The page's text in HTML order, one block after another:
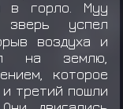
в горло. Муу
успел
воздуха и
на землю,
которое
третий пошли